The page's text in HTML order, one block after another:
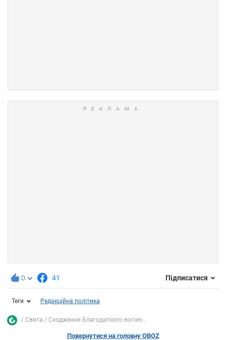
0 41 Підписатися
Теги Редакційна політика
Свята Сходження Благодатного вогню...
Повернутися на головну OBOZ